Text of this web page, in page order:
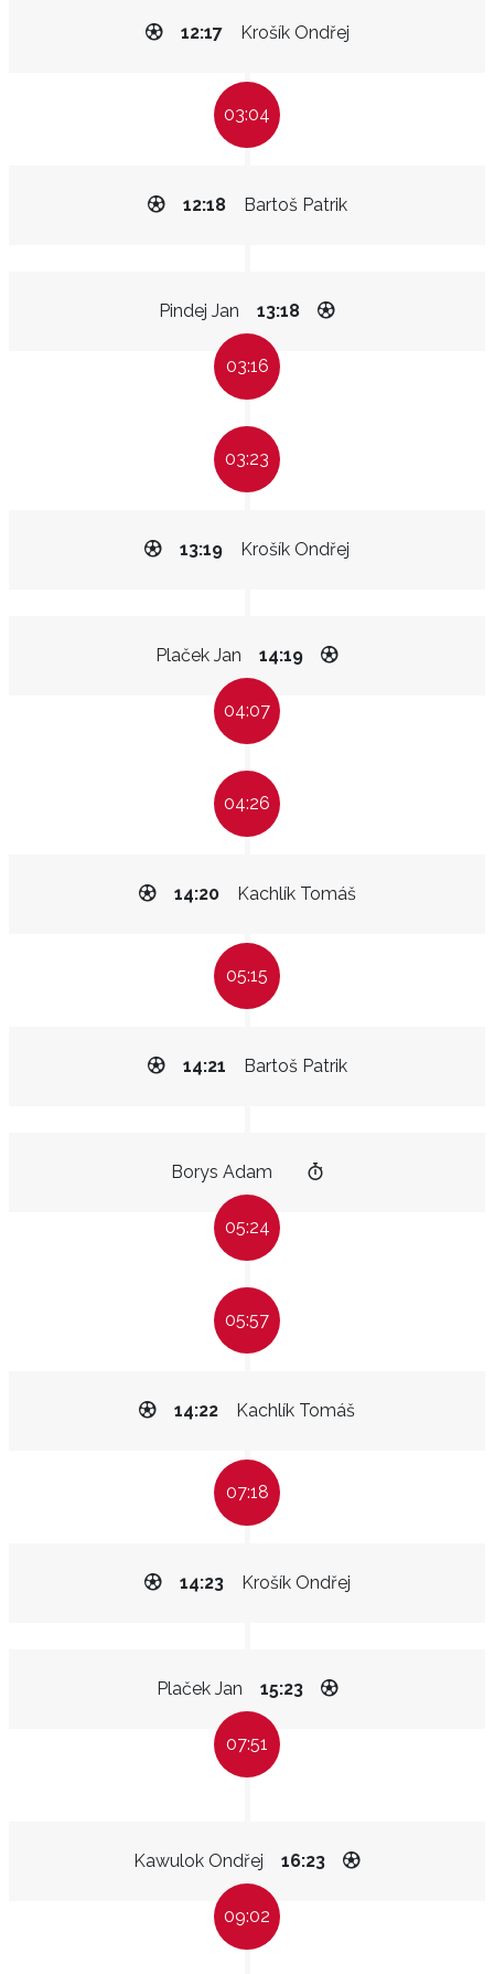
Krošík Ondřej
12:17
03:04
Bartoš Patrik
12:18
Pindej Jan 13:18
03:16
03:23
Krošík Ondřej
13:19
Plaček Jan 14:19
04:07
04:26
Kachlík Tomáš
14:20
05:15
Bartoš Patrik
14:21
Borys Adam
05:24
05:57
Kachlík Tomáš
14:22
07:18
Krošík Ondřej
14:23
Plaček Jan 15:23
07:51
Kawulok Ondřej 16:23
09:02